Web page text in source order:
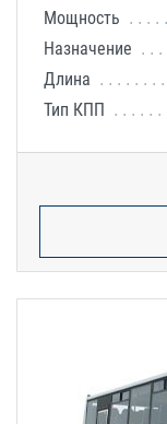
Мощность
Назначение
Длина
Тип КПП